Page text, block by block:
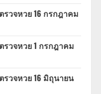
วจหวย 16 กรกฎาคม
วจหวย 1 กรกฎาคม
วจหวย 16 มิถุนายน